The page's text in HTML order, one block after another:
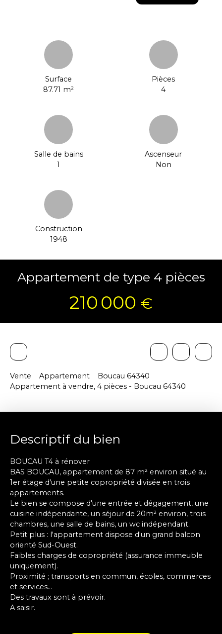
Surface
87.71 m²
Pièces
4
Salle de bains
1
Ascenseur
Non
Construction
1948
Appartement de type 4 pièces
210 000 €
Vente Appartement
Boucau 64340
Appartement à vendre, 4 pièces - Boucau 64340
Descriptif du bien
BOUCAU T4 à rénover
BAS BOUCAU, appartement de 87 m² environ situé au
1er étage d'une petite copropriété divisée en trois
appartements.
Le bien se compose d'une entrée et dégagement, une
cuisine indépendante, un séjour de 20m² environ, trois
chambres, une salle de bains, un wc indépendant.
Petit plus : l'appartement dispose d'un grand balcon
orienté Sud-Ouest.
Faibles charges de copropriété (assurance immeuble
uniquement).
Proximité ; transports en commun, écoles, commerces
et services...
Des travaux sont à prévoir.
A saisir.